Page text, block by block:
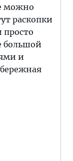
можно
раскопки
просто
большой
и